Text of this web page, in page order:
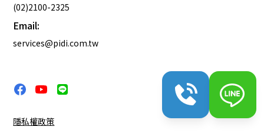
(02)2100-2325
Email:
services@pidi.com.tw
隱私權政策